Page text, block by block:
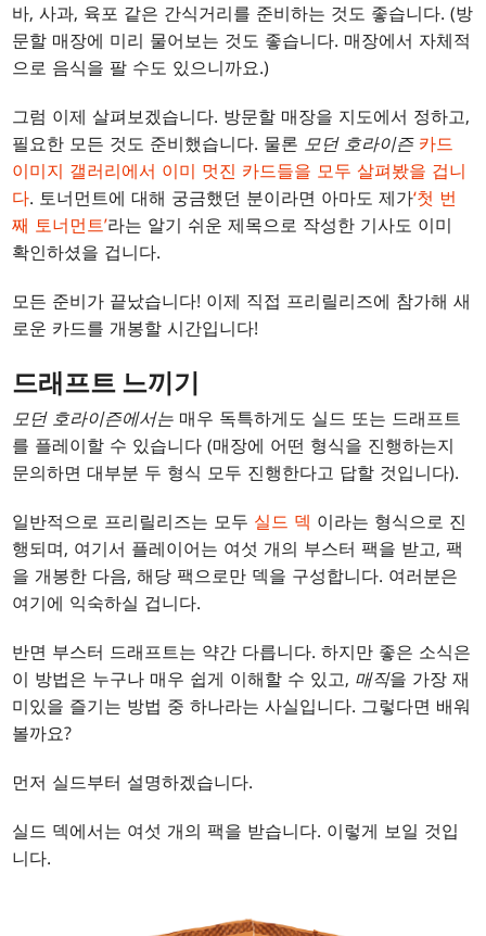
바, 사과, 육포 같은 간식거리를 준비하는 것도 좋습니다. (방
문할 매장에 미리 물어보는 것도 좋습니다. 매장에서 자체적
으로 음식을 팔 수도 있으니까요.)
그럼 이제 살펴보겠습니다. 방문할 매장을 지도에서 정하고,
필요한 모든 것도 준비했습니다. 물론 모던 호라이즌 카드
이미지 갤러리에서 이미 멋진 카드들을 모두 살펴봤을 겁니
다. 토너먼트에 대해 궁금했던 분이라면 아마도 제가‘첫 번
째 토너먼트’라는 알기 쉬운 제목으로 작성한 기사도 이미
확인하셨을 겁니다.
모든 준비가 끝났습니다! 이제 직접 프리릴리즈에 참가해 새
로운 카드를 개봉할 시간입니다!
드래프트 느끼기
모던 호라이즌에서는 매우 독특하게도 실드 또는 드래프트
를 플레이할 수 있습니다 (매장에 어떤 형식을 진행하는지
문의하면 대부분 두 형식 모두 진행한다고 답할 것입니다).
일반적으로 프리릴리즈는 모두 실드 덱 이라는 형식으로 진
행되며, 여기서 플레이어는 여섯 개의 부스터 팩을 받고, 팩
을 개봉한 다음, 해당 팩으로만 덱을 구성합니다. 여러분은
여기에 익숙하실 겁니다.
반면 부스터 드래프트는 약간 다릅니다. 하지만 좋은 소식은
이 방법은 누구나 매우 쉽게 이해할 수 있고, 매직을 가장 재
미있을 즐기는 방법 중 하나라는 사실입니다. 그렇다면 배워
볼까요?
먼저 실드부터 설명하겠습니다.
실드 덱에서는 여섯 개의 팩을 받습니다. 이렇게 보일 것입
니다.